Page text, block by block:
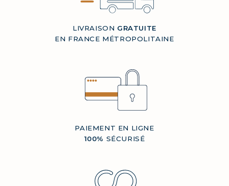
LIVRAISON GRATUITE
EN FRANCE MÉTROPOLITAINE
PAIEMENT EN LIGNE
100% SÉCURISÉ